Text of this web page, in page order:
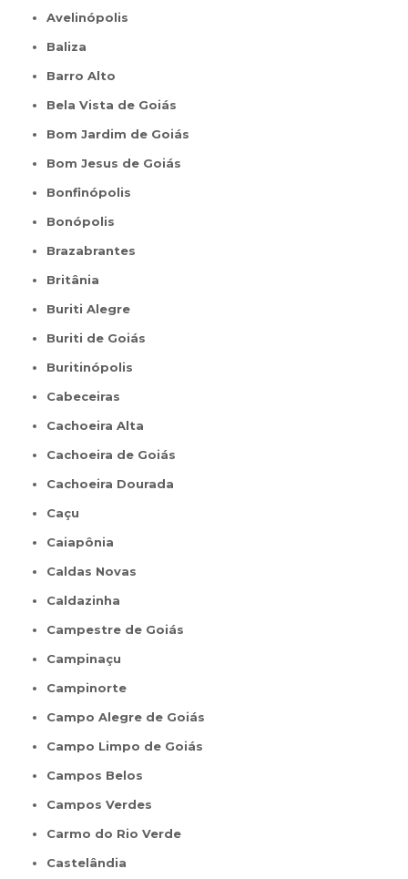
Avelinópolis
Baliza
Barro Alto
Bela Vista de Goiás
Bom Jardim de Goiás
Bom Jesus de Goiás
Bonfinópolis
Bonópolis
Brazabrantes
Britânia
Buriti Alegre
Buriti de Goiás
Buritinópolis
Cabeceiras
Cachoeira Alta
Cachoeira de Goiás
Cachoeira Dourada
Caçu
Caiapônia
Caldas Novas
Caldazinha
Campestre de Goiás
Campinaçu
Campinorte
Campo Alegre de Goiás
Campo Limpo de Goiás
Campos Belos
Campos Verdes
Carmo do Rio Verde
Castelândia